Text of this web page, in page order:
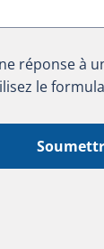
réponse à
le